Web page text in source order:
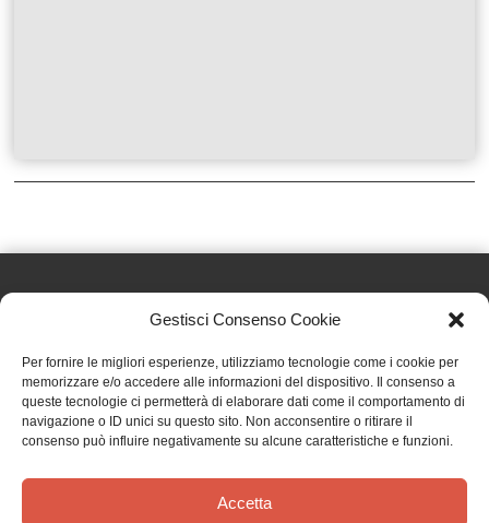
Gestisci Consenso Cookie
Per fornire le migliori esperienze, utilizziamo tecnologie come i cookie per
memorizzare e/o accedere alle informazioni del dispositivo. Il consenso a
queste tecnologie ci permetterà di elaborare dati come il comportamento di
navigazione o ID unici su questo sito. Non acconsentire o ritirare il
consenso può influire negativamente su alcune caratteristiche e funzioni.
Accetta
Effatà Editrice di Pellegrino Paolo SAS
C.F. e P.IVA 09655250018
Via Tre Denti, 1 - 10060 Cantalupa (TO)
Telefono: (+39) 0121 353452 - Fax: (+39) 0121 353839